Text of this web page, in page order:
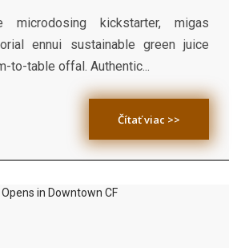
microdosing kickstarter, migas
ennui sustainable green juice
to-table offal. Authentic...
Čítať viac >>